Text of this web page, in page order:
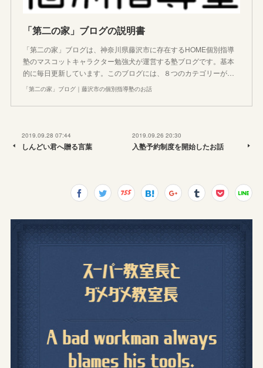
「第二の家」ブログの説明書
「第二の家」ブログは、神奈川県藤沢市に存在するHOME個別指導
塾のマスコットキャラクター勉強犬が運営する塾ブログです。基本
的に毎日更新しています。このブログには、８つのカテゴリーが…
「第二の家」ブログ｜藤沢市の個別指導塾のお話
2019.09.28 07:44
しんどい君へ贈る言葉
2019.09.26 20:30
入塾予約制度を開始したお話